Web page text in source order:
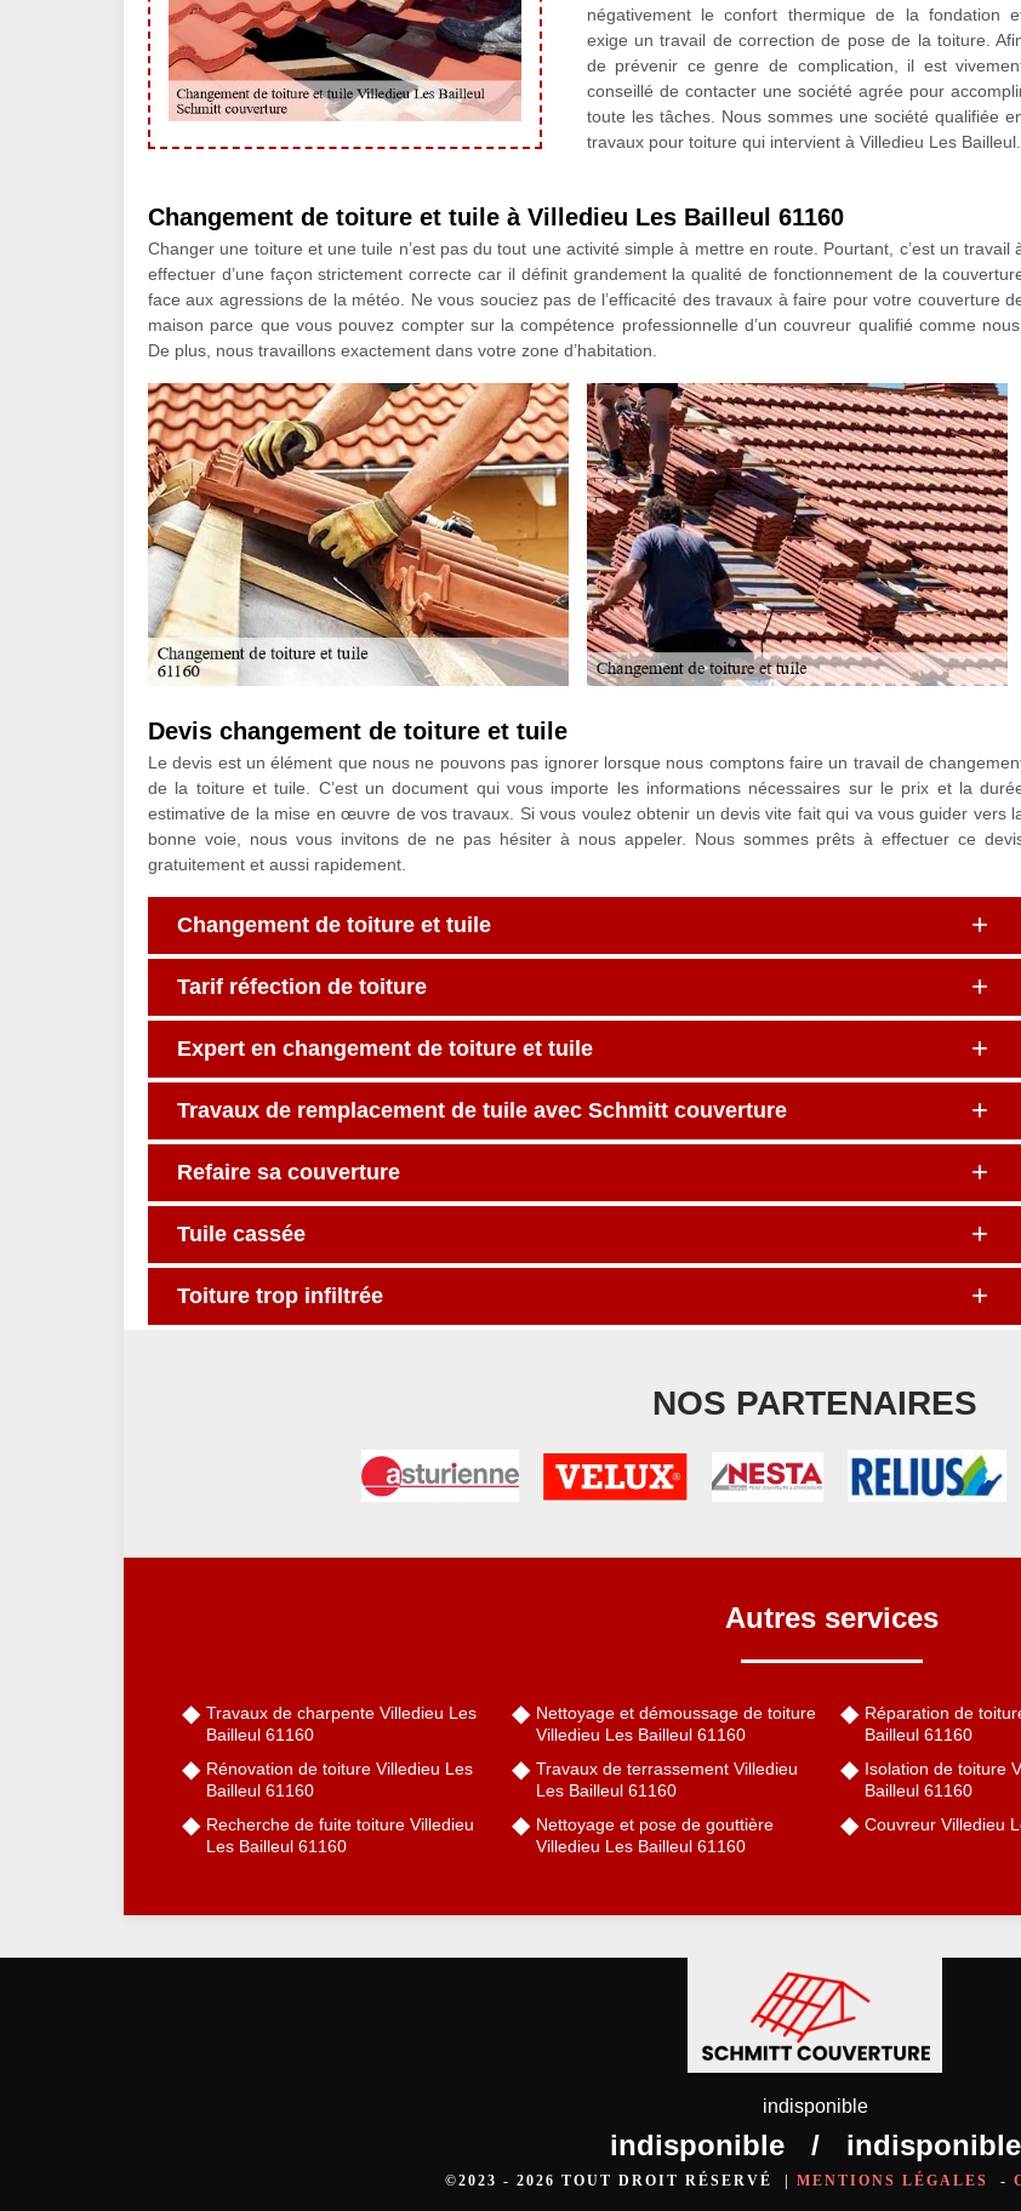
négativement le confort thermique de la fondation
exige un travail de correction de pose de la toiture.
de prévenir ce genre de complication, il est
conseillé de contacter une société agrée pour
toute les tâches. Nous sommes une société qualifiée
travaux pour toiture qui intervient à Villedieu Les Bailleul.
Changement de toiture et tuile à Villedieu Les Bailleul 61160
Changer une toiture et une tuile n’est pas du tout une activité simple à mettre en route. Pourtant, c’est un travail
effectuer d’une façon strictement correcte car il définit grandement la qualité de fonctionnement de la
face aux agressions de la météo. Ne vous souciez pas de l’efficacité des travaux à faire pour votre couverture
maison parce que vous pouvez compter sur la compétence professionnelle d’un couvreur qualifié comme nous.
De plus, nous travaillons exactement dans votre zone d’habitation.
Devis changement de toiture et tuile
Le devis est un élément que nous ne pouvons pas ignorer lorsque nous comptons faire un travail de
de la toiture et tuile. C’est un document qui vous importe les informations nécessaires sur le prix et la
estimative de la mise en œuvre de vos travaux. Si vous voulez obtenir un devis vite fait qui va vous guider vers
bonne voie, nous vous invitons de ne pas hésiter à nous appeler. Nous sommes prêts à effectuer ce
gratuitement et aussi rapidement.
Changement de toiture et tuile
Tarif réfection de toiture
Expert en changement de toiture et tuile
Travaux de remplacement de tuile avec Schmitt couverture
Refaire sa couverture
Tuile cassée
Toiture trop infiltrée
NOS PARTENAIRES
Autres services
Travaux de charpente Villedieu Les
Bailleul 61160
Rénovation de toiture Villedieu Les
Bailleul 61160
Recherche de fuite toiture Villedieu
Les Bailleul 61160
Nettoyage et démoussage de toiture
Villedieu Les Bailleul 61160
Travaux de terrassement Villedieu
Les Bailleul 61160
Nettoyage et pose de gouttière
Villedieu Les Bailleul 61160
Réparation de
Bailleul 61160
Isolation de toiture
Bailleul 61160
Couvreur Villedieu
indisponible
indisponible / indisponible
©2023 - 2026 TOUT DROIT RÉSERVÉ | MENTIONS LÉGALES -